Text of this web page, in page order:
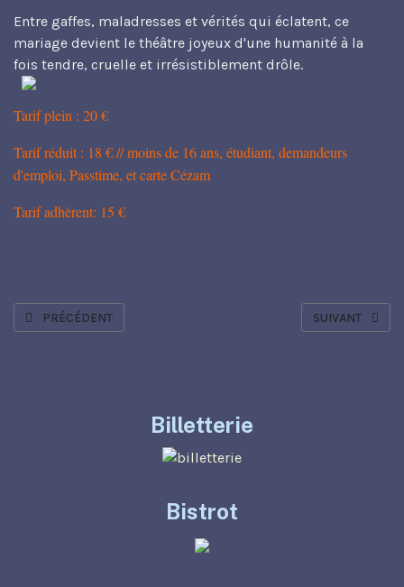
Entre gaffes, maladresses et vérités qui éclatent, ce
mariage devient le théâtre joyeux d'une humanité à la
fois tendre, cruelle et irrésistiblement drôle.
Tarif plein : 20 €
Tarif réduit : 18 € // moins de 16 ans, étudiant, demandeurs
d'emploi, Passtime, et carte Cézam
Tarif adhèrent: 15 €
ARTICLE PRÉCÉDENT : LE TIGRE ET LA BRAMANE
PRÉCÉDENT ARTICLE
SUIVANT
Billetterie
Bistrot